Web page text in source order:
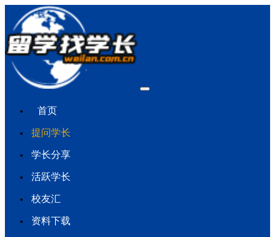
首页
提问学长
学长分享
活跃学长
校友汇
资料下载